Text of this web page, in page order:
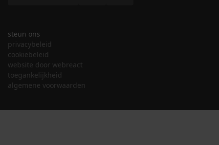
steun ons
privacybeleid
cookiebeleid
website door webreact
toegankelijkheid
algemene voorwaarden